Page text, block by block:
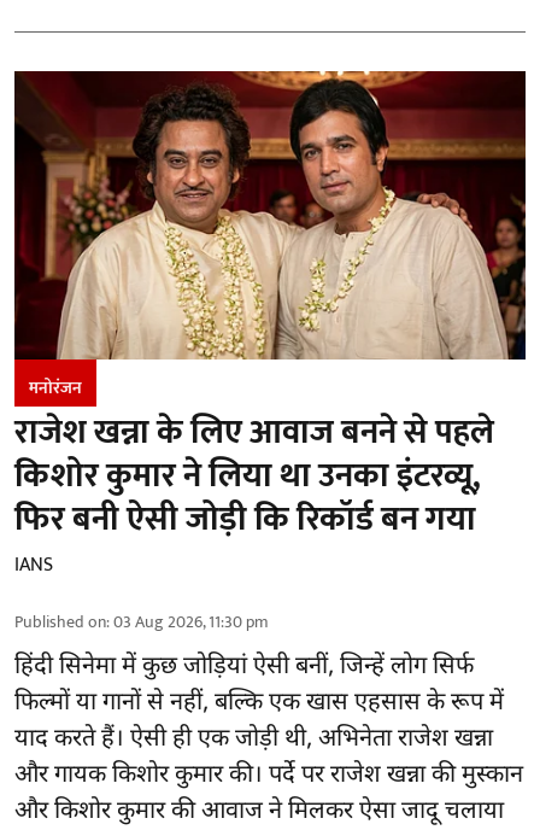
मनोरंजन
राजेश खन्ना के लिए आवाज बनने से पहले
किशोर कुमार ने लिया था उनका इंटरव्यू,
फिर बनी ऐसी जोड़ी कि रिकॉर्ड बन गया
IANS
Published on:03 Aug 2026, 11:30 pm
हिंदी सिनेमा में कुछ जोड़ियां ऐसी बनीं, जिन्हें लोग सिर्फ
फिल्मों या गानों से नहीं, बल्कि एक खास एहसास के रूप में
याद करते हैं। ऐसी ही एक जोड़ी थी, अभिनेता राजेश खन्ना
और गायक किशोर कुमार की। पर्दे पर राजेश खन्ना की मुस्कान
और किशोर कुमार कीआवाजने मिलकर ऐसा जादू चलाया